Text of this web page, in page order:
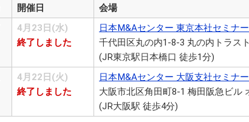
開催日
会場
4月23日(水)
終了しました
日本M&Aセンター 東京本社セミナ
千代田区丸の内1-8-3 丸の内トラス
(JR東京駅日本橋口 徒歩1分)
4月22日(火)
終了しました
日本M&Aセンター 大阪支社セミナ
大阪市北区角田町8-1 梅田阪急ビル
(JR大阪駅 徒歩4分)